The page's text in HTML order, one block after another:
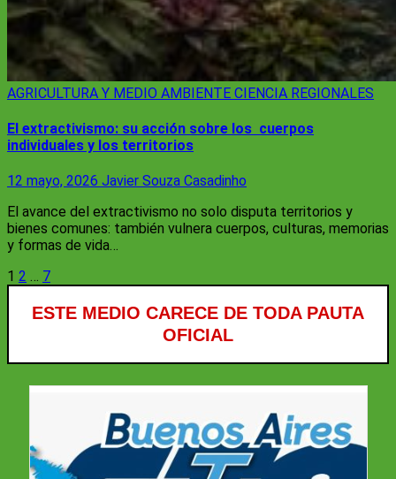
AGRICULTURA Y MEDIO AMBIENTE CIENCIA REGIONALES
El extractivismo: su acción sobre los cuerpos
individuales y los territorios
12 mayo, 2026 Javier Souza Casadinho
El avance del extractivismo no solo disputa territorios y
bienes comunes: también vulnera cuerpos, culturas, memorias
y formas de vida…
Paginación
1 2 … 7
ESTE MEDIO CARECE DE TODA PAUTA
OFICIAL